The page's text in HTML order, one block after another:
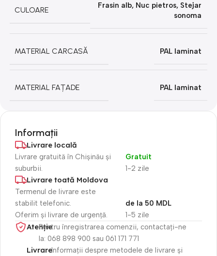
CULOARE
Frasin alb, Nuc pietros, Stejar
sonoma
MATERIAL CARCASĂ PAL laminat
MATERIAL FAȚADE PAL laminat
Informații
Livrare locală
Livrare gratuită în Chișinău și
suburbii.
1-2 zile
Gratuit
Livrare toată Moldova
Termenul de livrare este
stabilit telefonic.
Oferim și livrare de urgență.
1-5 zile
de la 50 MDL
Atenție​Pentru înregistrarea comenzii, contactați-ne
la: 068 898 900 sau 061 171 771
LivrareInformații despre metodele de livrare și